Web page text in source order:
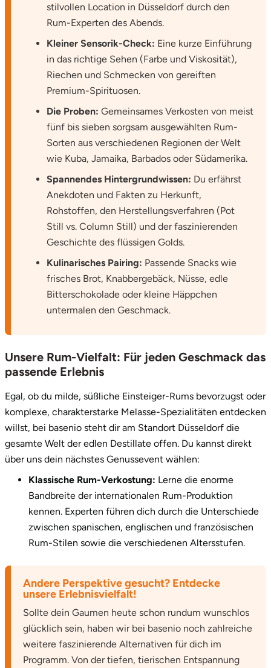
stilvollen Location in Düsseldorf durch den
Rum-Experten des Abends.
Kleiner Sensorik-Check: Eine kurze Einführung
in das richtige Sehen (Farbe und Viskosität),
Riechen und Schmecken von gereiften
Premium-Spirituosen.
Die Proben: Gemeinsames Verkosten von meist
fünf bis sieben sorgsam ausgewählten Rum-
Sorten aus verschiedenen Regionen der Welt
wie Kuba, Jamaika, Barbados oder Südamerika.
Spannendes Hintergrundwissen: Du erfährst
Anekdoten und Fakten zu Herkunft,
Rohstoffen, den Herstellungsverfahren (Pot
Still vs. Column Still) und der faszinierenden
Geschichte des flüssigen Golds.
Kulinarisches Pairing: Passende Snacks wie
frisches Brot, Knabbergebäck, Nüsse, edle
Bitterschokolade oder kleine Häppchen
untermalen den Geschmack.
Unsere Rum-Vielfalt: Für jeden Geschmack das
passende Erlebnis
Egal, ob du milde, süßliche Einsteiger-Rums bevorzugst oder
komplexe, charakterstarke Melasse-Spezialitäten entdecken
willst, bei basenio steht dir am Standort Düsseldorf die
gesamte Welt der edlen Destillate offen. Du kannst direkt
über uns dein nächstes Genussevent wählen:
Klassische Rum-Verkostung: Lerne die enorme
Bandbreite der internationalen Rum-Produktion
kennen. Experten führen dich durch die Unterschiede
zwischen spanischen, englischen und französischen
Rum-Stilen sowie die verschiedenen Altersstufen.
Andere Perspektive gesucht? Entdecke
unsere Erlebnisvielfalt!
Sollte dein Gaumen heute schon rundum wunschlos
glücklich sein, haben wir bei basenio noch zahlreiche
weitere faszinierende Alternativen für dich im
Programm. Von der tiefen, tierischen Entspannung
Villingen Schwenningen
Vorpommern-Greifswald
Vorpommern-Rügen
Wertach
Würzburg
Zweibrücken
Öhringen